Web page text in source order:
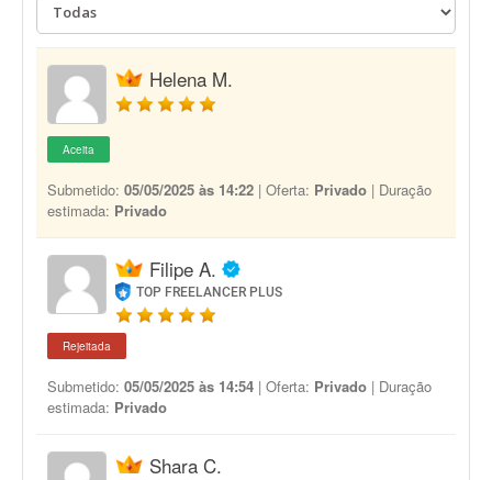
Helena M.
Aceita
Submetido: 05/05/2025 às 14:22 | Oferta: Privado | Duração
estimada: Privado
Filipe A.
TOP FREELANCER PLUS
Rejeitada
Submetido: 05/05/2025 às 14:54 | Oferta: Privado | Duração
estimada: Privado
Shara C.